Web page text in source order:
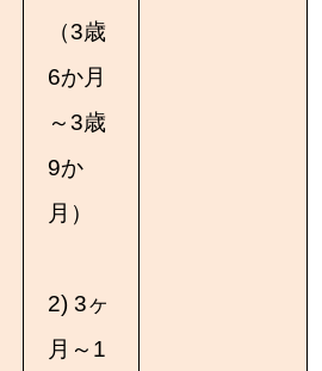
（3歳
6か月
～3歳
9か
月）
2) 3ヶ
月～1